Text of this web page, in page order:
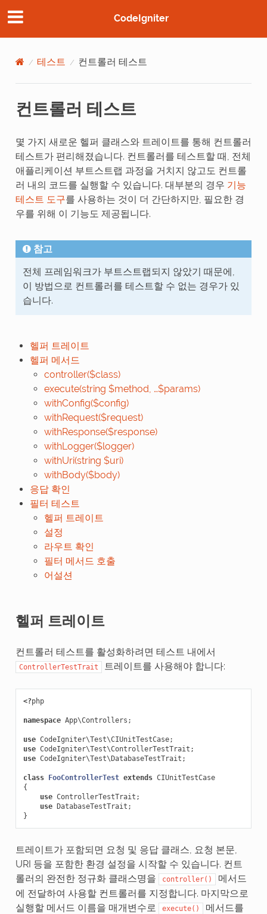
CodeIgniter
테스트 컨트롤러 테스트
컨트롤러 테스트
몇 가지 새로운 헬퍼 클래스와 트레이트를 통해 컨트롤러
테스트가 편리해졌습니다. 컨트롤러를 테스트할 때, 전체
애플리케이션 부트스트랩 과정을 거치지 않고도 컨트롤
러 내의 코드를 실행할 수 있습니다. 대부분의 경우 기능
테스트 도구를 사용하는 것이 더 간단하지만, 필요한 경
우를 위해 이 기능도 제공됩니다.
참고
전체 프레임워크가 부트스트랩되지 않았기 때문에,
이 방법으로 컨트롤러를 테스트할 수 없는 경우가 있
습니다.
헬퍼 트레이트
헬퍼 메서드
controller($class)
execute(string $method, …$params)
withConfig($config)
withRequest($request)
withResponse($response)
withLogger($logger)
withUri(string $uri)
withBody($body)
응답 확인
필터 테스트
헬퍼 트레이트
설정
라우트 확인
필터 메서드 호출
어설션
헬퍼 트레이트
컨트롤러 테스트를 활성화하려면 테스트 내에서
ControllerTestTrait 트레이트를 사용해야 합니다:
<?php
namespace App\Controllers ;
use CodeIgniter\Test\CIUnitTestCase;
use CodeIgniter\Test\ControllerTestTrait ;
use CodeIgniter\Test\DatabaseTestTrait ;
class FooControllerTest extends CIUnitTestCase
{
use ControllerTestTrait ;
use DatabaseTestTrait ;
}
트레이트가 포함되면 요청 및 응답 클래스, 요청 본문,
URI 등을 포함한 환경 설정을 시작할 수 있습니다. 컨트
롤러의 완전한 정규화 클래스명을
controller()
메서드
에 전달하여 사용할 컨트롤러를 지정합니다. 마지막으로
실행할 메서드 이름을 매개변수로
execute()
메서드를